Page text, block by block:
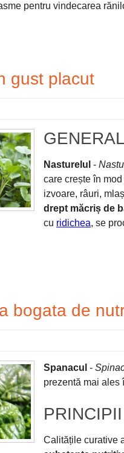
pentru vindecarea
gust placut
Nasturelul -
care crește în
izvoare, râuri,
drept măcriș de
cu ridichea, se
bogata de
Spanacul -
prezentă mai ales
Calitățile curative